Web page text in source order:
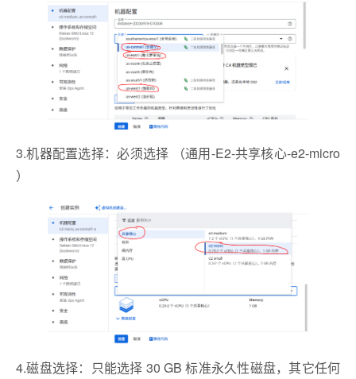
3.机器配置选择：必须选择 （通用-E2-共享核心-e2-micro
）
4.磁盘选择：只能选择 30 GB 标准永久性磁盘，其它任何